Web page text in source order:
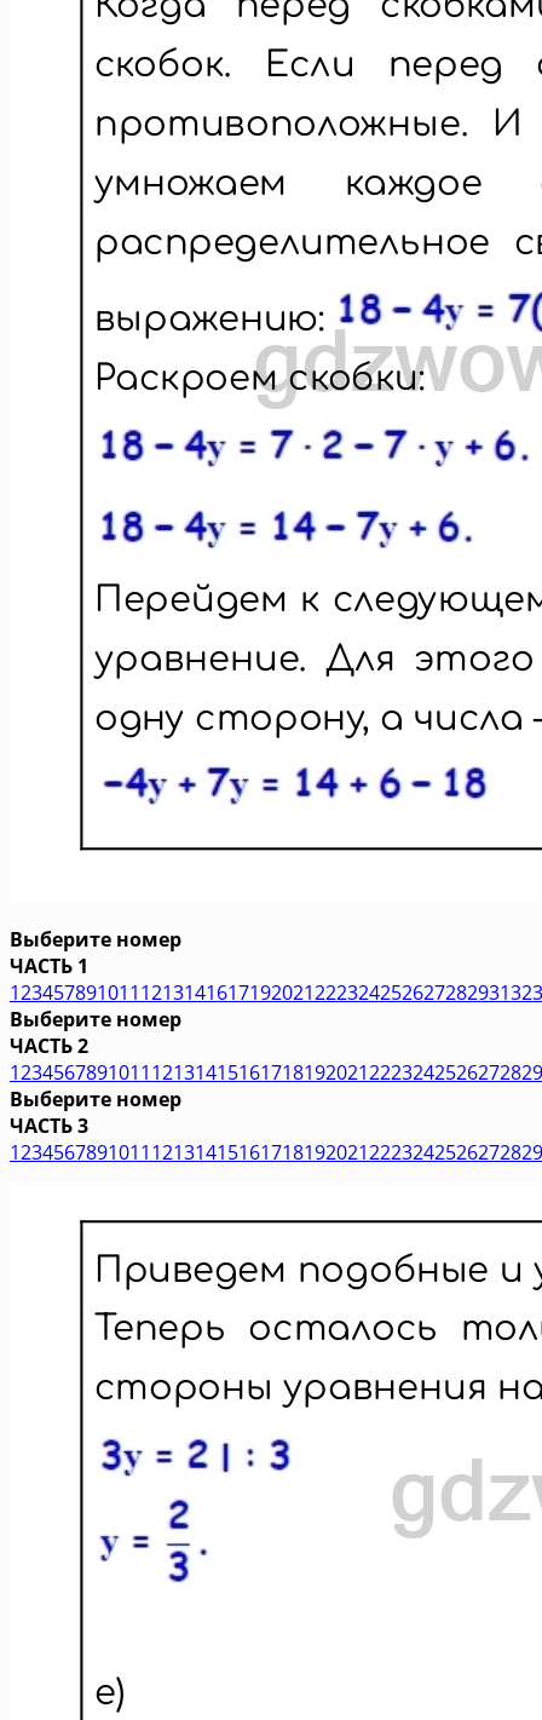
Выберите номер
ЧАСТЬ 1
123457891011121314161719202122232425262728293132
Выберите номер
ЧАСТЬ 2
1234567891011121314151617181920212223242526272829
Выберите номер
ЧАСТЬ 3
1234567891011121314151617181920212223242526272829